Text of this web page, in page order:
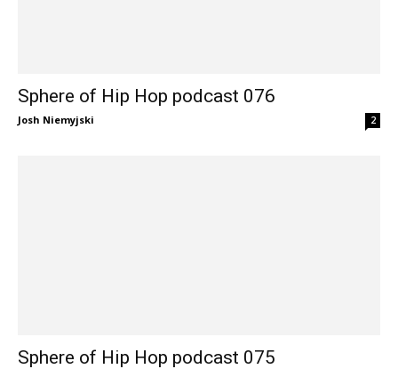
Sphere of Hip Hop podcast 076
Josh Niemyjski 2
Sphere of Hip Hop podcast 075